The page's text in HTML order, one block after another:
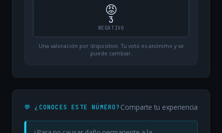
😡
3
NEGATIVO
Una valoración por dispositivo. Tu voto es anónimo y se
puede cambiar.
💬 ¿CONOCES ESTE NÚMERO? Comparte tu experiencia